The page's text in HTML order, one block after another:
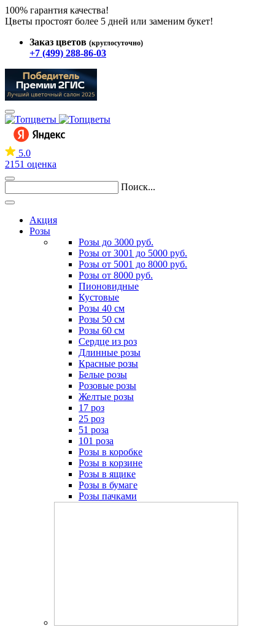
100% гарантия качества!
Цветы простоят более 5 дней или заменим букет!
Заказ цветов (круглосуточно)
+7 (499) 288-86-03
5.0
2151 оценка
Поиск...
Акция
Розы
Розы до 3000 руб.
Розы от 3001 до 5000 руб.
Розы от 5001 до 8000 руб.
Розы от 8000 руб.
Пионовидные
Кустовые
Розы 40 см
Розы 50 см
Розы 60 см
Сердце из роз
Длинные розы
Красные розы
Белые розы
Розовые розы
Желтые розы
17 роз
25 роз
51 роза
101 роза
Розы в коробке
Розы в корзине
Розы в ящике
Розы в бумаге
Розы пачками